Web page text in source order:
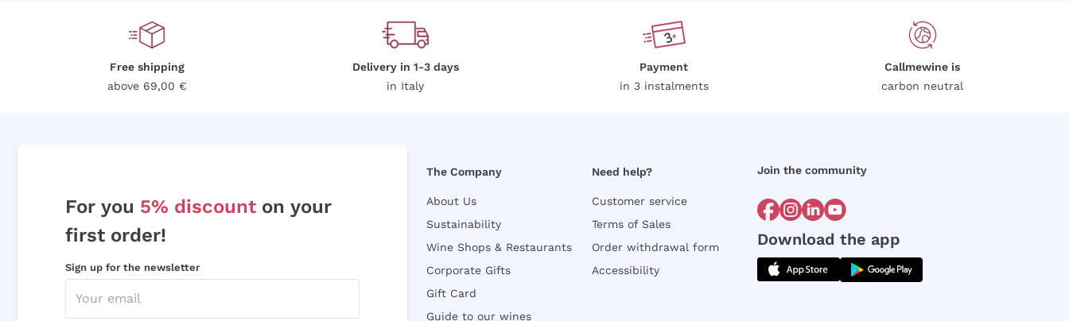
Free shipping
above 69,00 €
Delivery in 1-3 days
in Italy
Payment
in 3 instalments
Callmewine is
carbon neutral
For you 5% discount on your
first order!
Sign up for the newsletter
The Company
About Us
Sustainability
Wine Shops & Restaurants
Corporate Gifts
Gift Card
Guide to our wines
Need help?
Customer service
Terms of Sales
Order withdrawal form
Accessibility
Join the community
Download the app